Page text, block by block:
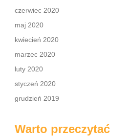
czerwiec 2020
maj 2020
kwiecień 2020
marzec 2020
luty 2020
styczeń 2020
grudzień 2019
Warto przeczytać